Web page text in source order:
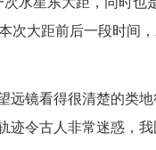
次大距前后一段时间
镜看得很清楚的类地
令古人非常迷惑，我